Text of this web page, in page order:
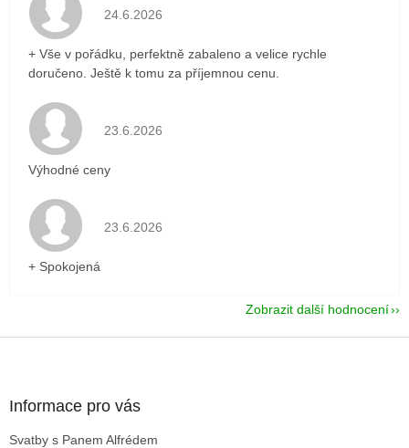
Hodnocení obchodu je 5 z 5 hvězdiček.
24.6.2026
+ Vše v pořádku, perfektně zabaleno a velice rychle
doručeno. Ještě k tomu za příjemnou cenu.
Hodnocení obchodu je 5 z 5 hvězdiček.
23.6.2026
Výhodné ceny
Hodnocení obchodu je 5 z 5 hvězdiček.
23.6.2026
+ Spokojená
Zobrazit další hodnocení
Informace pro vás
Svatby s Panem Alfrédem